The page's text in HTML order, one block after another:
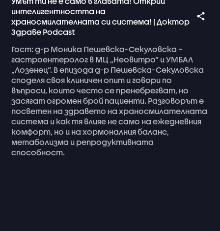
интелигентността на
храносмилателната си система! | Доктор
Здраве Podcast
Гост:д-р Моника Пешевска-Секуловска –
гастроентеролог в МЦ „Неовитро“ иУМБАЛ
„Лозенец“. Вепизода д-р Пешевска-Секуловска
споделясвоя клиниченопит иговори по
въпроси, които често се пренебрегват, но
засягатогроменброй пациенти. Разговоръте
посветен на здравето на храносмилателната
система и как тя влияе несамо на ежедневния
комфорт, но и на хормоналниябаланс,
метаболизма и репродуктивната
способност.